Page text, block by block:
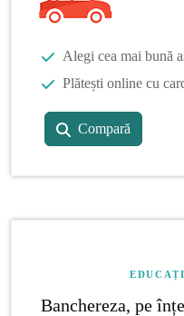
Alegi cea mai bună
Plătești online cu
Compară
Banchereza, pe